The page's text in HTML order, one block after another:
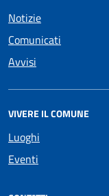
Notizie
Comunicati
Avvisi
VIVERE IL COMUNE
Luoghi
Eventi